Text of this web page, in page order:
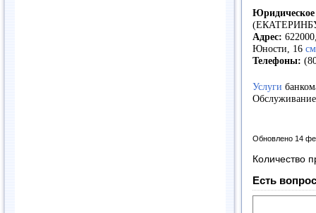
Адрес:
Юности, 16
Телефоны:
Услуги
Обновлено 14
Количество
Есть